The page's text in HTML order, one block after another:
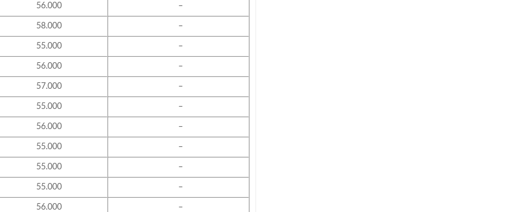
56.000 –
58.000 –
55.000 –
56.000 –
57.000 –
55.000 –
56.000 –
55.000 –
55.000 –
55.000 –
56.000 –